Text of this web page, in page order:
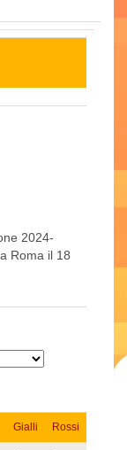
2024-
Roma il 18
Gialli Rossi